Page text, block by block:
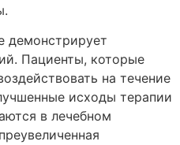
демонстрирует
Пациенты, которые
на течение
исходы терапии
в лечебном